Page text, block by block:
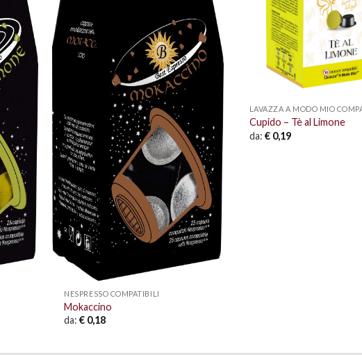
NESPRESSO COMPATIBILI
Mokaccino
da:€ 0,18
LAVAZZA A MODO MIO
Cupido – Tè al Limone
da: €0,19